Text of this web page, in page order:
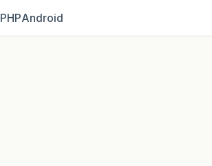
PHPAndroid